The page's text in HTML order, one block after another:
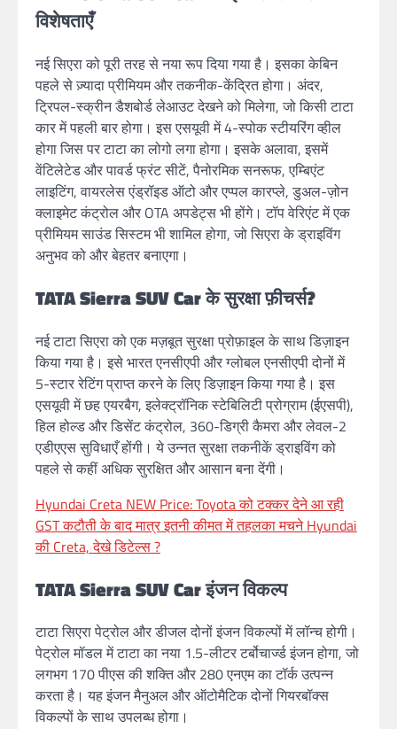
विशेषताएँ
नई सिएरा को पूरी तरह से नया रूप दिया गया है। इसका केबिन
पहले से ज़्यादा प्रीमियम और तकनीक-केंद्रित होगा। अंदर,
ट्रिपल-स्क्रीन डैशबोर्ड लेआउट देखने को मिलेगा, जो किसी टाटा
कार में पहली बार होगा। इस एसयूवी में 4-स्पोक स्टीयरिंग व्हील
होगा जिस पर टाटा का लोगो लगा होगा। इसके अलावा, इसमें
वेंटिलेटेड और पावर्ड फ्रंट सीटें, पैनोरमिक सनरूफ, एम्बिएंट
लाइटिंग, वायरलेस एंड्रॉइड ऑटो और एप्पल कारप्ले, डुअल-ज़ोन
क्लाइमेट कंट्रोल और OTA अपडेट्स भी होंगे। टॉप वेरिएंट में एक
प्रीमियम साउंड सिस्टम भी शामिल होगा, जो सिएरा के ड्राइविंग
अनुभव को और बेहतर बनाएगा।
TATA Sierra SUV Car के सुरक्षा फ़ीचर्स?
नई टाटा सिएरा को एक मज़बूत सुरक्षा प्रोफ़ाइल के साथ डिज़ाइन
किया गया है। इसे भारत एनसीएपी और ग्लोबल एनसीएपी दोनों में
5-स्टार रेटिंग प्राप्त करने के लिए डिज़ाइन किया गया है। इस
एसयूवी में छह एयरबैग, इलेक्ट्रॉनिक स्टेबिलिटी प्रोग्राम (ईएसपी),
हिल होल्ड और डिसेंट कंट्रोल, 360-डिग्री कैमरा और लेवल-2
एडीएएस सुविधाएँ होंगी। ये उन्नत सुरक्षा तकनीकें ड्राइविंग को
पहले से कहीं अधिक सुरक्षित और आसान बना देंगी।
Hyundai Creta NEW Price: Toyota को टक्कर देने आ रही
GST कटौती के बाद मात्र इतनी कीमत में तहलका मचने Hyundai
की Creta, देखे डिटेल्स ?
TATA Sierra SUV Carइंजन विकल्प
टाटा सिएरा पेट्रोल और डीजल दोनों इंजन विकल्पों में लॉन्च होगी।
पेट्रोल मॉडल में टाटा का नया 1.5-लीटर टर्बोचार्ज्ड इंजन होगा, जो
लगभग 170 पीएस की शक्ति और 280 एनएम का टॉर्क उत्पन्न
करता है। यह इंजन मैनुअल और ऑटोमैटिक दोनों गियरबॉक्स
विकल्पों के साथ उपलब्ध होगा।